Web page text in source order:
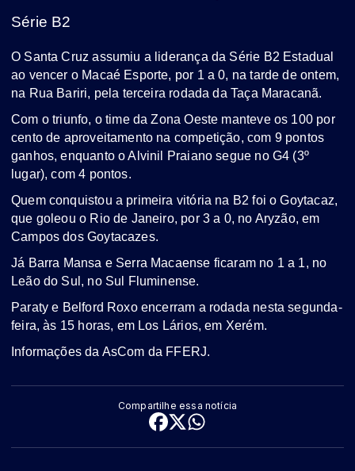
Série B2
O Santa Cruz assumiu a liderança da Série B2 Estadual
ao vencer o Macaé Esporte, por 1 a 0, na tarde de ontem,
na Rua Bariri, pela terceira rodada da Taça Maracanã.
Com o triunfo, o time da Zona Oeste manteve os 100 por
cento de aproveitamento na competição, com 9 pontos
ganhos, enquanto o Alvinil Praiano segue no G4 (3º
lugar), com 4 pontos.
Quem conquistou a primeira vitória na B2 foi o Goytacaz,
que goleou o Rio de Janeiro, por 3 a 0, no Aryzão, em
Campos dos Goytacazes.
Já Barra Mansa e Serra Macaense ficaram no 1 a 1, no
Leão do Sul, no Sul Fluminense.
Paraty e Belford Roxo encerram a rodada nesta segunda-
feira, às 15 horas, em Los Lários, em Xerém.
Informações da AsCom da FFERJ.
Compartilhe essa notícia